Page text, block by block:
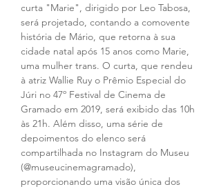
curta "Marie", dirigido por Leo Tabosa,
será projetado, contando a comovente
história de Mário, que retorna à sua
cidade natal após 15 anos como Marie,
uma mulher trans. O curta, que rendeu
à atriz Wallie Ruy o Prêmio Especial do
Júri no 47º Festival de Cinema de
Gramado em 2019, será exibido das 10h
às 21h. Além disso, uma série de
depoimentos do elenco será
compartilhada no Instagram do Museu
(@museucinemagramado),
proporcionando uma visão única dos